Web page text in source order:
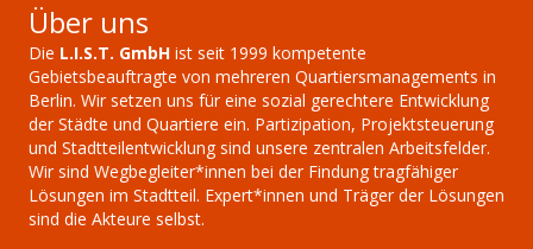
Über uns
Die L.I.S.T. GmbH ist seit 1999 kompetente
Gebietsbeauftragte von mehreren Quartiersmanagements in
Berlin. Wir setzen uns für eine sozial gerechtere Entwicklung
der Städte und Quartiere ein. Partizipation, Projektsteuerung
und Stadtteilentwicklung sind unsere zentralen Arbeitsfelder.
Wir sind Wegbegleiter*innen bei der Findung tragfähiger
Lösungen im Stadtteil. Expert*innen und Träger der Lösungen
sind die Akteure selbst.